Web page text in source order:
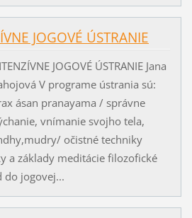
JOGOVÉ ÚSTRANIE
JOGOVÉ ÚSTRANIE Jana
V programe ústrania sú:
ásan pranayama / správne
vnímanie svojho tela,
očistné techniky
a základy meditácie filozofické
do jogovej...